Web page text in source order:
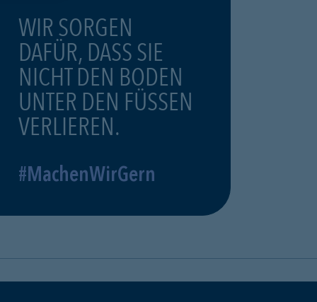
WIR SORGEN
DAFÜR, DASS SIE
NICHT DEN BODEN
UNTER DEN FÜSSEN
VERLIEREN.
#MachenWirGern